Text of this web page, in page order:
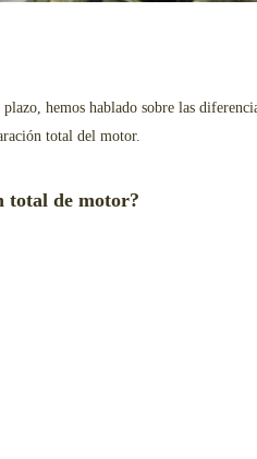
hemos hablado sobre las
total del motor.
total de motor?